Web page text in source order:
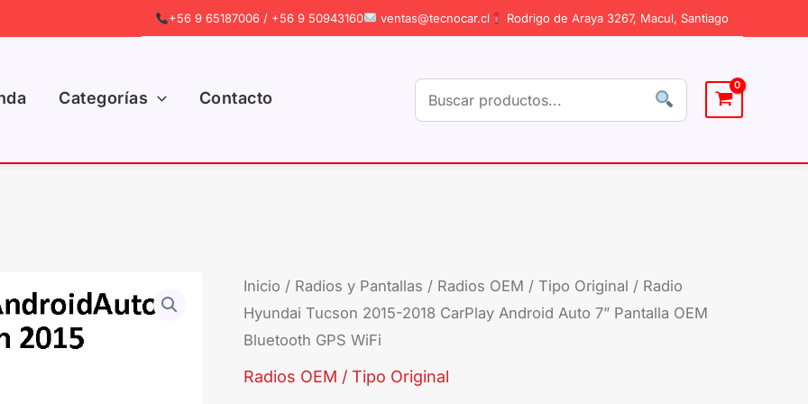
+56 9 65187006 / +56 9 50943160 ventas@tecnocar.cl Rodrigo de Araya 3267, Macul, Santiago
Categorías Contacto
Inicio / Radios y Pantallas / Radios OEM / Tipo Original / Radio
Hyundai Tucson 2015-2018 CarPlay Android Auto 7” Pantalla OEM
Bluetooth GPS WiFi
Radios OEM / Tipo Original